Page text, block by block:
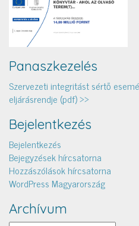
Panaszkezelés
Szervezeti integritást sértő
eljárásrendje (pdf) >>
Bejelentkezés
Bejelentkezés
Bejegyzések hírcsatorna
Hozzászólások hírcsatorna
WordPress Magyarország
Archívum